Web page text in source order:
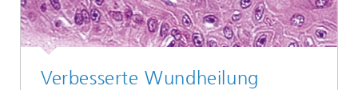
Verbesserte Wundheilung